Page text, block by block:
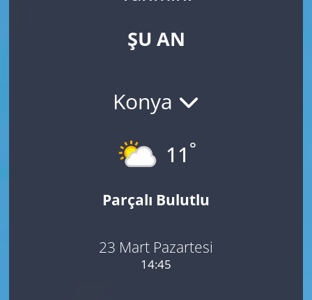
ŞU AN
Konya
11 °
Parçalı Bulutlu
23 Mart Pazartesi
14:45
KÜLTÜR SANAT